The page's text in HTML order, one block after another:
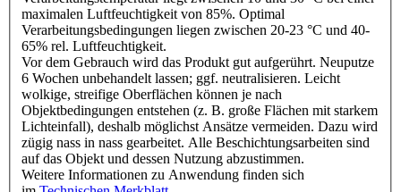
maximalen Luftfeuchtigkeit von 85%. Optimal
Verarbeitungsbedingungen liegen zwischen 20-23 °C und 40-
65% rel. Luftfeuchtigkeit.
Vor dem Gebrauch wird das Produkt gut aufgerührt. Neuputze
6 Wochen unbehandelt lassen; ggf. neutralisieren. Leicht
wolkige, streifige Oberflächen können je nach
Objektbedingungen entstehen (z. B. große Flächen mit starkem
Lichteinfall), deshalb möglichst Ansätze vermeiden. Dazu wird
zügig nass in nass gearbeitet. Alle Beschichtungsarbeiten sind
auf das Objekt und dessen Nutzung abzustimmen.
Weitere Informationen zu Anwendung finden sich